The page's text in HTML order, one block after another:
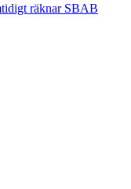
räknar SBAB